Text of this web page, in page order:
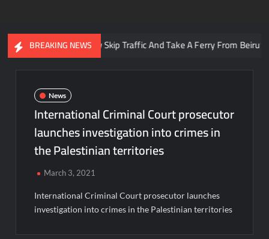
BREAKING NEWS
You Can Now Skip Traffic And Take A Ferry From Beirut To
News
International Criminal Court prosecutor
launches investigation into crimes in
the Palestinian territories
March 3, 2021
International Criminal Court prosecutor launches
investigation into crimes in the Palestinian territories